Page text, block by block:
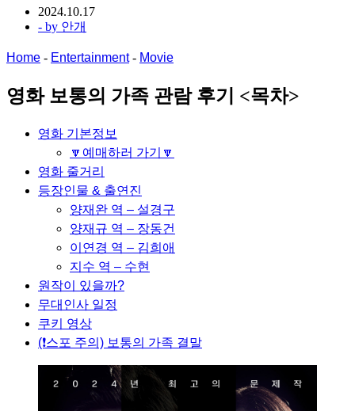
2024.10.17
- by 안개
Home - Entertainment- Movie
영화 보통의 가족 관람 후기 <목차>
영화 기본정보
🔽예매하러 가기🔽
영화 줄거리
등장인물 & 출연진
양재완 역 – 설경구
양재규 역 – 장동건
이연경 역 – 김희애
지수 역 – 수현
원작이 있을까?
무대인사 일정
쿠키 영상
(❗스포 주의) 보통의 가족 결말